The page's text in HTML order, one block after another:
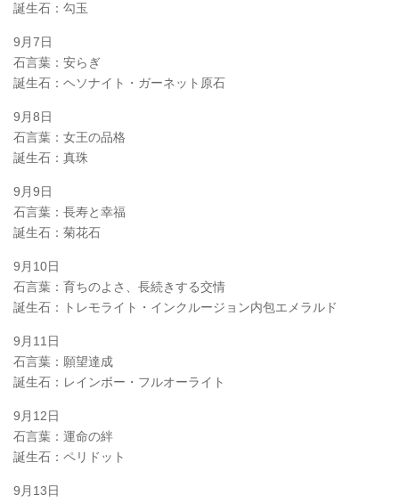
誕生石：勾玉
9月7日
石言葉：安らぎ
誕生石：ヘソナイト・ガーネット原石
9月8日
石言葉：女王の品格
誕生石：真珠
9月9日
石言葉：長寿と幸福
誕生石：菊花石
9月10日
石言葉：育ちのよさ、長続きする交情
誕生石：トレモライト・インクルージョン内包エメラルド
9月11日
石言葉：願望達成
誕生石：レインボー・フルオーライト
9月12日
石言葉：運命の絆
誕生石：ペリドット
9月13日